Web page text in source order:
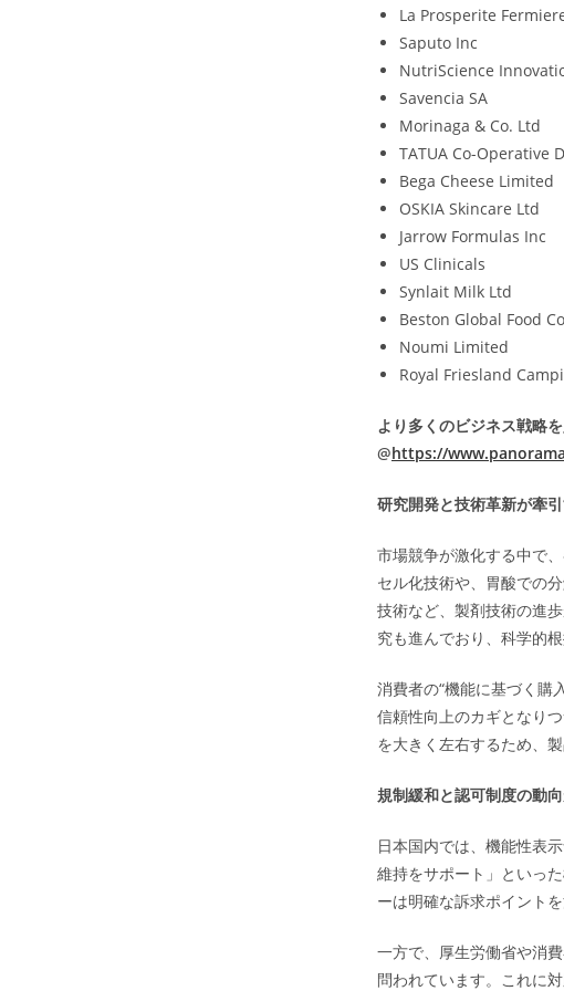
La Prosperite
Saputo Inc
NutriScience
Savencia SA
Morinaga & Co. Ltd
TATUA Co-Operative
Bega Cheese Limited
OSKIA Skincare Ltd
Jarrow Formulas Inc
US Clinicals
Synlait Milk Ltd
Beston Global Food
Noumi Limited
Royal Friesland
より多くのビジネス戦略
@https://
研究開発と技術革新が牽
市場競争が激化する中で
セル化技術や、胃酸での
技術など、製剤技術の進
究も進んでおり、科学的
消費者の“機能に基づく購
信頼性向上のカギとなり
を大きく左右するため、
規制緩和と認可制度の動
日本国内では、機能性表
維持をサポート」といっ
ーは明確な訴求ポイント
一方で、厚生労働省や消
問われています。これに